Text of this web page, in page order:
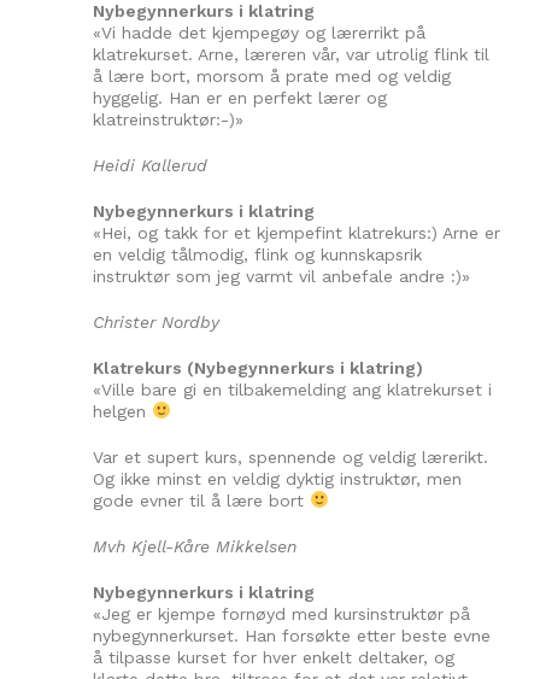
Nybegynnerkurs i klatring
«Vi hadde det kjempegøy og lærerrikt på
klatrekurset. Arne, læreren vår, var utrolig flink til
å lære bort, morsom å prate med og veldig
hyggelig. Han er en perfekt lærer og
klatreinstruktør:-)»
Heidi Kallerud
Nybegynnerkurs i klatring
«Hei, og takk for et kjempefint klatrekurs:) Arne er
en veldig tålmodig, flink og kunnskapsrik
instruktør som jeg varmt vil anbefale andre :)»
Christer Nordby
Klatrekurs (Nybegynnerkurs i klatring)
«Ville bare gi en tilbakemelding ang klatrekurset i
helgen
Var et supert kurs, spennende og veldig lærerikt.
Og ikke minst en veldig dyktig instruktør, men
gode evner til å lære bort
Mvh Kjell-Kåre Mikkelsen
Nybegynnerkurs i klatring
«Jeg er kjempe fornøyd med kursinstruktør på
nybegynnerkurset. Han forsøkte etter beste evne
å tilpasse kurset for hver enkelt deltaker, og